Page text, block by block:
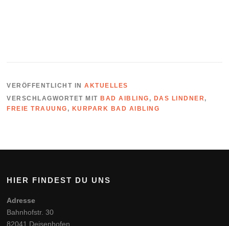
VERÖFFENTLICHT INAKTUELLES
VERSCHLAGWORTET MITBAD AIBLING , DAS LINDNER ,
FREIE TRAUUNG , KURPARK BAD AIBLING
HIER FINDEST DU UNS
Adresse
Bahnhofstr. 30
82041 Deisenhofen